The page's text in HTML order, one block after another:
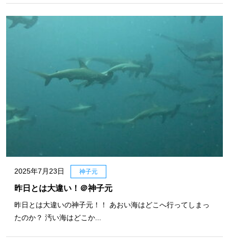
2025年7月23日 神子元
昨日とは大違い！＠神子元
昨日とは大違いの神子元！！ あおい海はどこへ行ってしまっ
たのか？ 汚い海はどこか...